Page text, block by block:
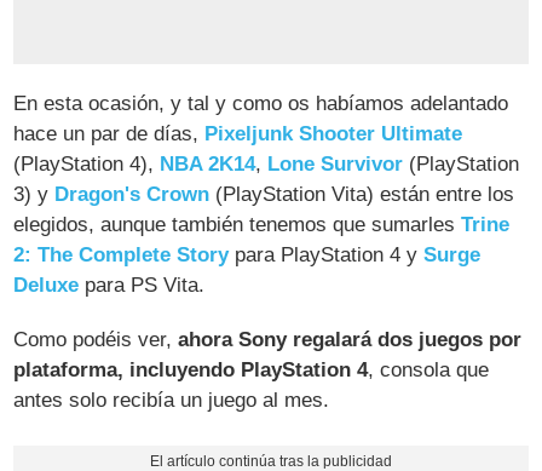
En esta ocasión, y tal y como os habíamos adelantado
hace un par de días, Pixeljunk Shooter Ultimate
(PlayStation 4), NBA 2K14, Lone Survivor (PlayStation
3) y Dragon's Crown (PlayStation Vita) están entre los
elegidos, aunque también tenemos que sumarlesTrine
2: The Complete Storypara PlayStation 4 ySurge
Deluxe para PS Vita.
Como podéis ver,ahora Sony regalará dos juegos por
plataforma, incluyendo PlayStation 4, consola que
antes solo recibía un juego al mes.